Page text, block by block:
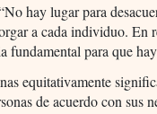
hay lugar para
a cada individuo. En
fundamental para que
equitativamente
de acuerdo con sus